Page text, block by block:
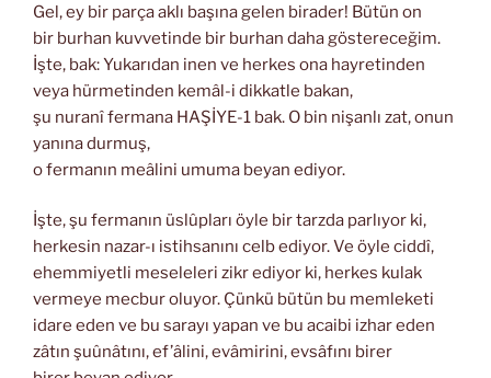
Gel, ey bir parça aklı başına gelen birader! Bütün on
bir burhan kuvvetinde bir burhan daha göstereceğim.
İşte, bak: Yukarıdan inen ve herkes ona hayretinden
veya hürmetinden kemâl-i dikkatle bakan,
şu nuranî fermana HAŞİYE-1 bak. O bin nişanlı zat, onun
yanına durmuş,
o fermanın meâlini umuma beyan ediyor.
İşte, şu fermanın üslûpları öyle bir tarzda parlıyor ki,
herkesin nazar-ı istihsanını celb ediyor. Ve öyle ciddî,
ehemmiyetli meseleleri zikr ediyor ki, herkes kulak
vermeye mecbur oluyor. Çünkü bütün bu memleketi
idare eden ve bu sarayı yapan ve bu acaibi izhar eden
zâtın şuûnâtını, ef’âlini, evâmirini, evsâfını birer